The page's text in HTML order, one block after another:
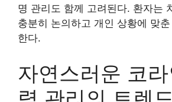
명 관리도 함께 고려된다. 환자는
충분히 논의하고 개인 상황에 맞
한다.
자연스러운 코